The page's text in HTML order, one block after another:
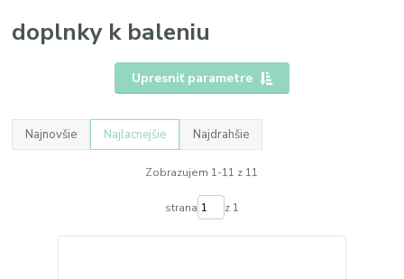
doplnky k baleniu
Upresniť parametre
Najnovšie Najlacnejšie Najdrahšie
Zobrazujem 1-11 z 11
strana z 1